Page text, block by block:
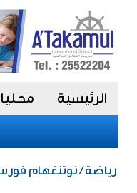
الرئيسية
رياضة / نوتنغهام